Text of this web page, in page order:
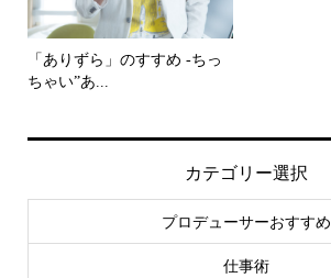
「ありずら」のすすめ -ちっ
ちゃい”あ...
カテゴリー選択
プロデューサーおすすめ
仕事術